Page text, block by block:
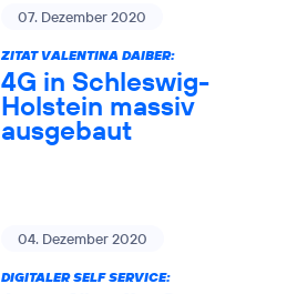
07. Dezember 2020
ZITAT VALENTINA DAIBER:
4G in Schleswig-
Holstein massiv
ausgebaut
04. Dezember 2020
DIGITALER SELF SERVICE: